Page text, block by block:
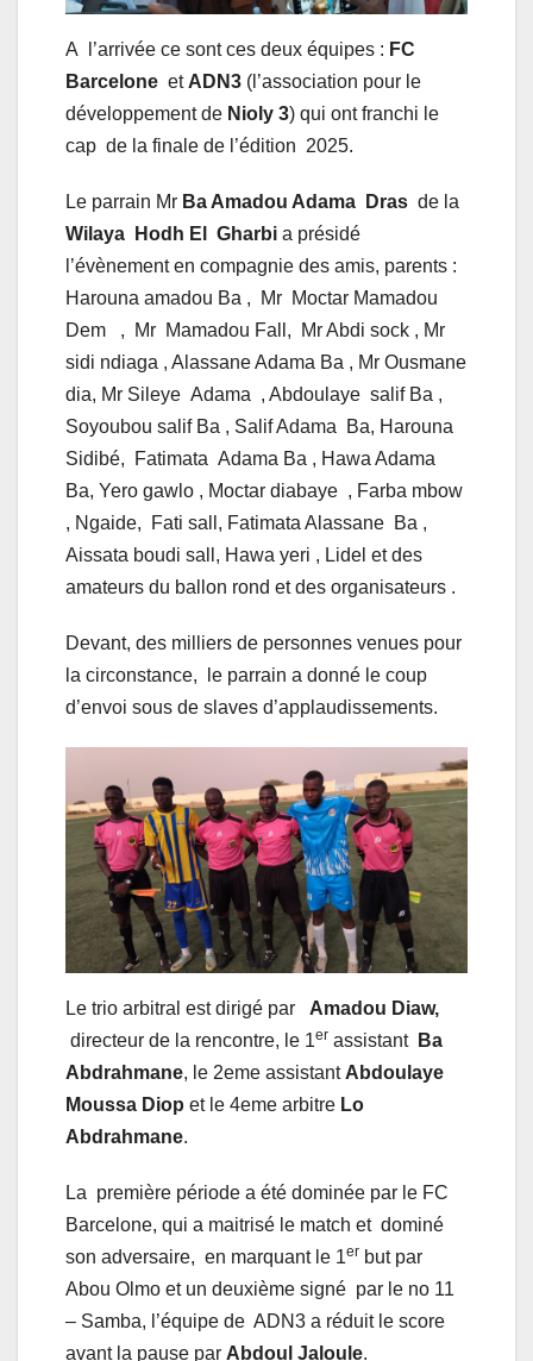
A l’arrivée ce sont ces deux équipes : FC
Barcelone et ADN3 (l’association pour le
développement de Nioly 3) qui ont franchi le
cap de la finale de l’édition 2025.
Le parrain Mr Ba Amadou Adama Dras de la
Wilaya Hodh El Gharbi a présidé
l’évènement en compagnie des amis, parents :
Harouna amadou Ba , Mr Moctar Mamadou
Dem , Mr Mamadou Fall, Mr Abdi sock , Mr
sidi ndiaga , Alassane Adama Ba , Mr Ousmane
dia, Mr Sileye Adama , Abdoulaye salif Ba ,
Soyoubou salif Ba , Salif Adama Ba, Harouna
Sidibé, Fatimata Adama Ba , Hawa Adama
Ba, Yero gawlo , Moctar diabaye , Farba mbow
, Ngaide, Fati sall, Fatimata Alassane Ba ,
Aissata boudi sall, Hawa yeri , Lidel et des
amateurs du ballon rond et des organisateurs .
Devant, des milliers de personnes venues pour
la circonstance, le parrain a donné le coup
d’envoi sous de slaves d’applaudissements.
Le trio arbitral est dirigé par
Amadou Diaw,
directeur de la rencontre, le 1er assistant Ba
Abdrahmane, le 2eme assistant Abdoulaye
Moussa Diop et le 4eme arbitre Lo
Abdrahmane.
La première période a été dominée par le FC
Barcelone, qui a maitrisé le match et dominé
son adversaire, en marquant le 1er but par
Abou Olmo et un deuxième signé par le no 11
– Samba, l’équipe de ADN3 a réduit le score
avant la pause par Abdoul Jaloule.